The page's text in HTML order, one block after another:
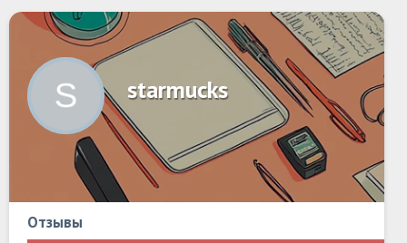
ЗАКАЗЫ
МАГАЗИН УСЛУГ
СПЕЦИАЛИСТЫ
СТАРТАПЫ
ПОСТЫ
starmucks
Отзывы